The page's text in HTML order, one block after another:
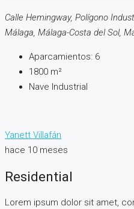
Calle Hemingway, Polígono
Málaga, Málaga-Costa del Sol,
Aparcamientos: 6
1800 m²
Nave Industrial
Yanett Villafán
hace 10 meses
Residential
Lorem ipsum dolor sit amet,